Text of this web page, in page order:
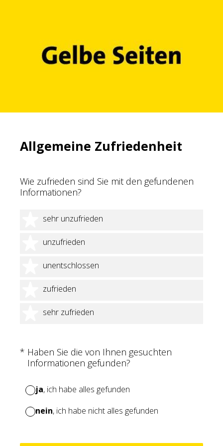
Allgemeine Zufriedenheit
Wie zufrieden sind Sie mit den gefundenen
Informationen?
sehr unzufrieden
1 Stern
unzufrieden
2 Sterne
unentschlossen
3 Sterne
zufrieden
4 Sterne
sehr zufrieden
5 Sterne
* Haben Sie die von Ihnen gesuchten
Informationen gefunden?
(Erforderlich.)
ja, ich habe alles gefunden
nein, ich habe nicht alles gefunden